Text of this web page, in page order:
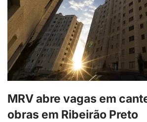
MRV abre vagas em
obras em Ribeirão Preto